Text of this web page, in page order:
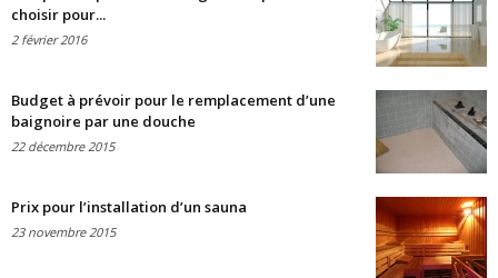
choisir pour...
2 février 2016
Budget à prévoir pour le remplacement d’une
baignoire par une douche
22 décembre 2015
Prix pour l’installation d’un sauna
23 novembre 2015